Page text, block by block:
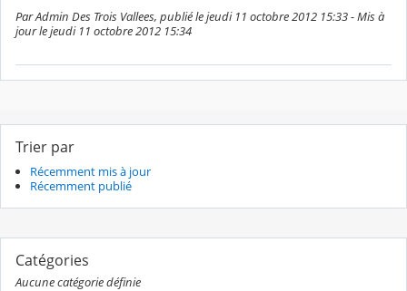
Par Admin Des Trois Vallees, publié le jeudi 11 octobre 2012 15:33 - Mis à
jour le jeudi 11 octobre 2012 15:34
Trier par
Récemment mis à jour
Récemment publié
Catégories
Aucune catégorie définie